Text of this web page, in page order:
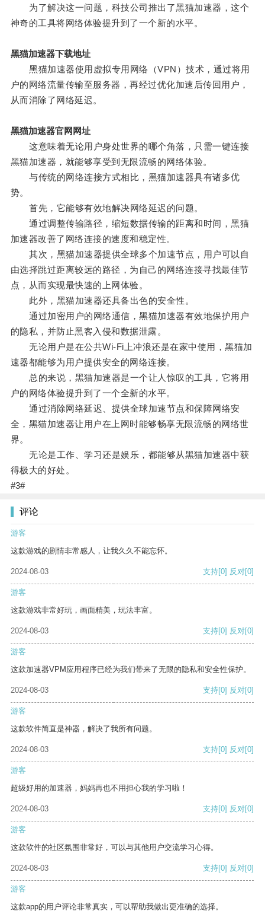
为了解决这一问题，科技公司推出了黑猫加速器，这个
神奇的工具将网络体验提升到了一个新的水平。
黑猫加速器下载地址
黑猫加速器使用虚拟专用网络（VPN）技术，通过将用
户的网络流量传输至服务器，再经过优化加速后传回用户，
从而消除了网络延迟。
黑猫加速器官网网址
这意味着无论用户身处世界的哪个角落，只需一键连接
黑猫加速器，就能够享受到无限流畅的网络体验。
与传统的网络连接方式相比，黑猫加速器具有诸多优
势。
首先，它能够有效地解决网络延迟的问题。
通过调整传输路径，缩短数据传输的距离和时间，黑猫
加速器改善了网络连接的速度和稳定性。
其次，黑猫加速器提供全球多个加速节点，用户可以自
由选择跳过距离较远的路径，为自己的网络连接寻找最佳节
点，从而实现最快速的上网体验。
此外，黑猫加速器还具备出色的安全性。
通过加密用户的网络通信，黑猫加速器有效地保护用户
的隐私，并防止黑客入侵和数据泄露。
无论用户是在公共Wi-Fi上冲浪还是在家中使用，黑猫加
速器都能够为用户提供安全的网络连接。
总的来说，黑猫加速器是一个让人惊叹的工具，它将用
户的网络体验提升到了一个全新的水平。
通过消除网络延迟、提供全球加速节点和保障网络安
全，黑猫加速器让用户在上网时能够畅享无限流畅的网络世
界。
无论是工作、学习还是娱乐，都能够从黑猫加速器中获
得极大的好处。
#3#
评论
游客
这款游戏的剧情非常感人，让我久久不能忘怀。
2024-08-03 支持[0] 反对[0]
游客
这款游戏非常好玩，画面精美，玩法丰富。
2024-08-03 支持[0] 反对[0]
游客
这款加速器VPM应用程序已经为我们带来了无限的隐私和安全性保护。
2024-08-03 支持[0] 反对[0]
游客
这款软件简直是神器，解决了我所有问题。
2024-08-03 支持[0] 反对[0]
游客
超级好用的加速器，妈妈再也不用担心我的学习啦！
2024-08-03 支持[0] 反对[0]
游客
这款软件的社区氛围非常好，可以与其他用户交流学习心得。
2024-08-03 支持[0] 反对[0]
游客
这款app的用户评论非常真实，可以帮助我做出更准确的选择。